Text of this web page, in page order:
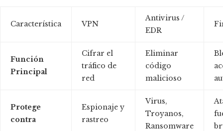
Característica VPN
Antivirus /
EDR
Función
Principal
Cifrar el
tráfico de
red
Eliminar
código
malicioso
Protege
contra
Espionaje y
rastreo
Virus,
Troyanos,
Ransomware